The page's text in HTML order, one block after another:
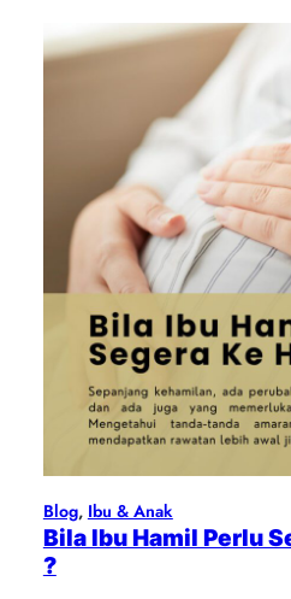
Blog, Ibu & Anak
Bila Ibu Hamil Perlu
?